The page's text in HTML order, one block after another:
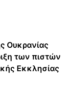
Ουκρανίας
των πιστών
Εκκλησίας